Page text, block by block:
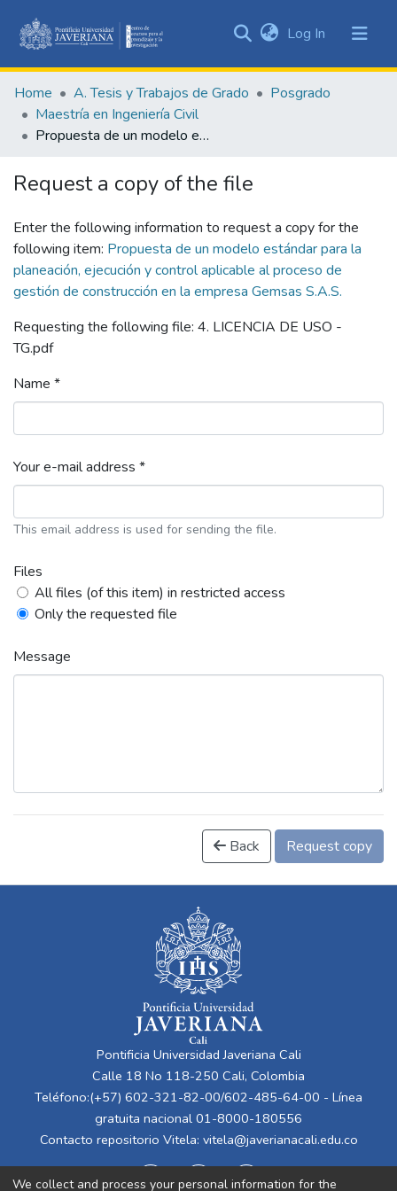
&
Collections
All of DSpace
Statistics
Log In (current)
Home A. Tesis y Trabajos de Grado
Posgrado
Maestría en Ingeniería Civil
Propuesta de un modelo estándar para la planeación, ejecución y control aplicable al proceso de gestión de construcción en la empresa Gemsas S.A.S.
Request a copy of the file
Enter the following information to request a copy for the
following item: Propuesta de un modelo estándar para la
planeación, ejecución y control aplicable al proceso de
gestión de construcción en la empresa Gemsas S.A.S.
Requesting the following file: 4. LICENCIA DE USO -
TG.pdf
Name *
Your e-mail address *
This email address is used for sending the file.
Files
All files (of this item) in restricted access
Only the requested file
Message
Back Request copy
Pontificia Universidad Javeriana Cali
Calle 18 No 118-250 Cali, Colombia
Teléfono:(+57) 602-321-82-00/602-485-64-00 - Línea
gratuita nacional 01-8000-180556
Contacto repositorio Vitela: vitela@javerianacali.edu.co
We collect and process your personal information for the